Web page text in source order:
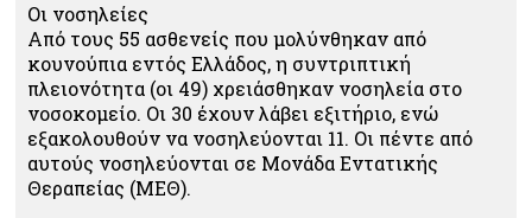
Οι νοσηλείες
Από τους 55 ασθενείς που μολύνθηκαν από
κουνούπια εντός Ελλάδος, η συντριπτική
πλειονότητα (οι 49) χρειάσθηκαν νοσηλεία στο
νοσοκομείο. Οι 30 έχουν λάβει εξιτήριο, ενώ
εξακολουθούν να νοσηλεύονται 11. Οι πέντε από
αυτούς νοσηλεύονται σε Μονάδα Εντατικής
Θεραπείας (ΜΕΘ).